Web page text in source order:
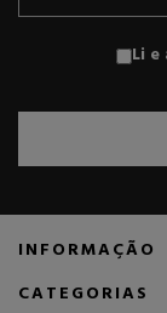
Li
INFORMAÇÃO
CATEGORIAS